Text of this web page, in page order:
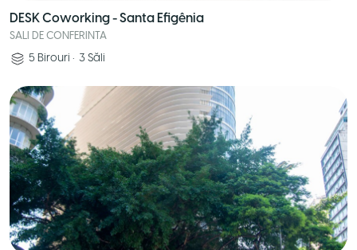
DESK Coworking - Santa Efigênia
SALI DE CONFERINTA
5 Birouri • 3 Săli